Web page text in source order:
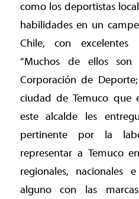
como los deportistas
habilidades en un
Chile, con excelentes
“Muchos de ellos son
Corporación de
ciudad de Temuco que
este alcalde les
pertinente por la
representar a Temuco
regionales, nacionales
alguno con las